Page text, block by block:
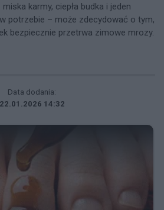
karmy, ciepła budka i jeden
potrzebie – może zdecydować o tym,
bezpiecznie przetrwa zimowe mrozy.
Data dodania:
22.01.2026 14:32